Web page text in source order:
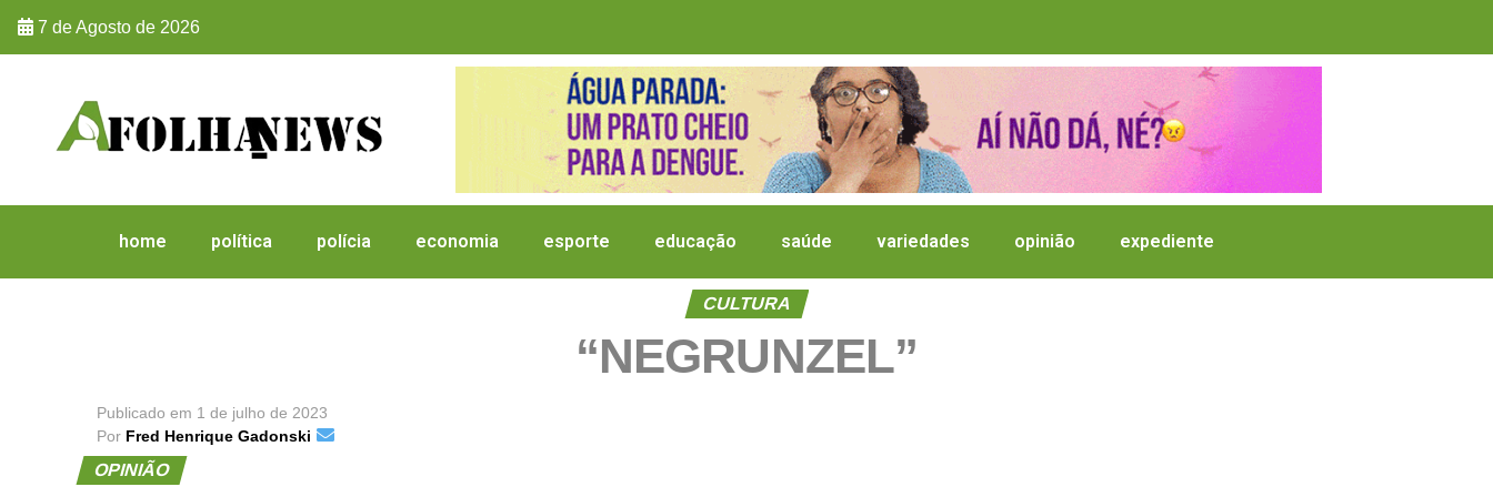
7 de Agosto de 2026
home política polícia economia esporte educação saúde variedades opinião expediente
CULTURA
“NEGRUNZEL”
Publicado em 1 de julho de 2023
Por Fred Henrique Gadonski
OPINIÃO